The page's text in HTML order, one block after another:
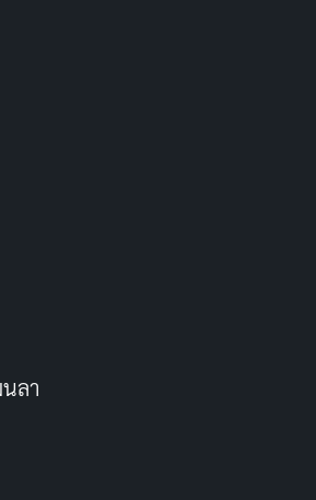
มาะสม
สามารถทำได้หลายวิธี เช่น
Chemex)
วามสะดวกและรสชาติเข้มข้น
นการชง
กาแฟ 1 ส่วน ต่อน้ำ 15-18 ส่วน
ต่อน้ำ 300 มล.) และควบคุมเวลาใน
ปกติ 2-4 นาที)
ลา